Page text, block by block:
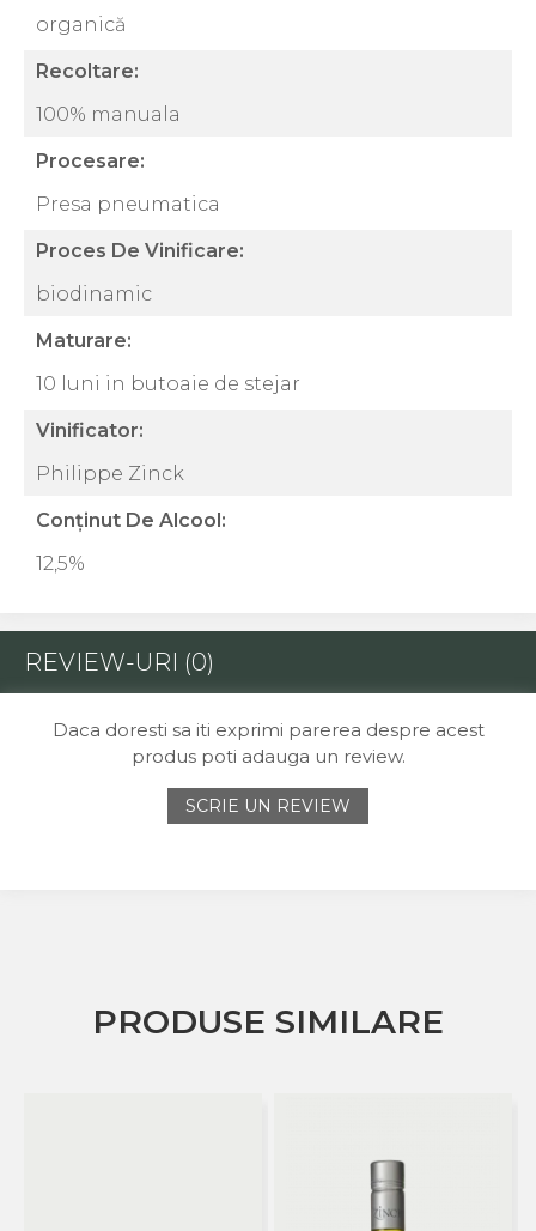
organică
Recoltare:
100% manuala
Procesare:
Presa pneumatica
Proces De Vinificare:
biodinamic
Maturare:
10 luni in butoaie de stejar
Vinificator:
Philippe Zinck
Conținut De Alcool:
12,5%
REVIEW-URI (0)
Daca doresti sa iti exprimi parerea despre acest
produs poti adauga un review.
SCRIE UN REVIEW
PRODUSE SIMILARE